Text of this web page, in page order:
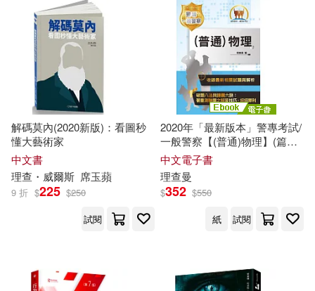
劉軍(29)
小平(29)
建築考試培訓研究中心(29)
張軍(29) 張靜(29)
彼得．杜拉克(29)
徐勇，鄧大才（主編）(29)
小牛頓(345)
東方出版社(345)
中國標準出版社(341)
交通部運輸研究所(340)
巨思(340)
中國海洋大學出版社(337)
解碼莫內(2020新版)：看圖秒
懂大藝術家
中文書
理查 ・威爾斯 席玉蘋
9 折 $225 $250
試閱
2020年「最新版本」警專考試/
一般警察【(普通)物理】(篇章
架構完整‧試題精解詳析)(11版)
(電子書)
中文電子書
理查曼
$352 $550
紙
試閱